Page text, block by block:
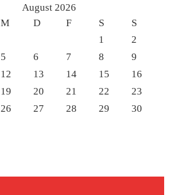
August 2026
M D F S
S
1
2
5 6 7 8
9
12 13 14 15
16
19 20 21 22
23
26 27 28 29
30